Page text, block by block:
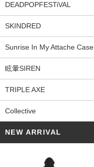
DEADPOPFESTiVAL
SKINDRED
Sunrise In My Attache Case
眩暈SIREN
TRIPLE AXE
Collective
NEW ARRIVAL